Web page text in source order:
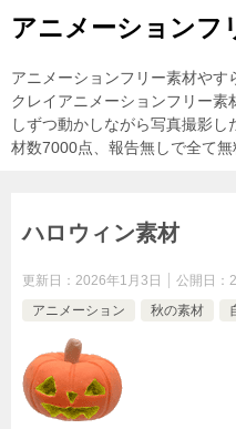
アニメーションフ
アニメーションフリー素材や
クレイアニメーションフリー
しずつ動かしながら写真撮影
材数7000点、報告無しで全て
ハロウィン素材
更新日： 2026年1月3日 公開日：
アニメーション
秋の素材